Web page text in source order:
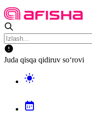
Juda qisqa qidiruv so‘rovi